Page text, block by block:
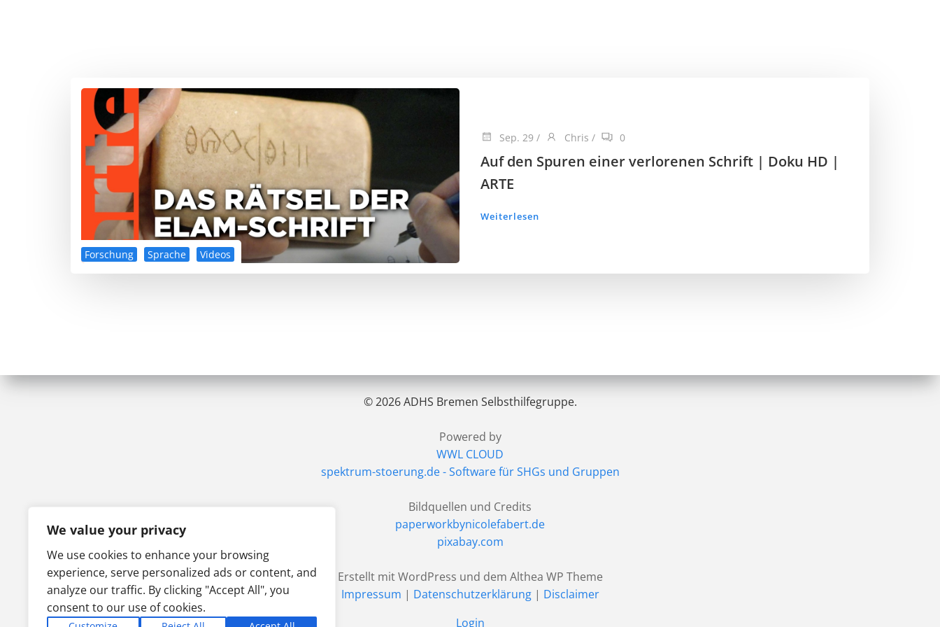
We value your privacy
We use cookies to enhance your browsing
experience, serve personalized ads or content, and
analyze our traffic. By clicking "Accept All", you
consent to our use of cookies.
Forschung Sprache Videos
Sep. 29 / Chris / 0
Auf den Spuren einer verlorenen Schrift | Doku HD |
ARTE
Weiterlesen
© 2026 ADHS Bremen Selbsthilfegruppe.
Powered by
WWL CLOUD
spektrum-stoerung.de - Software für SHGs und Gruppen
Bildquellen und Credits
paperworkbynicolefabert.de
pixabay.com
Erstellt mit WordPress und dem Althea WP Theme
Impressum | Datenschutzerklärung| Disclaimer
Login